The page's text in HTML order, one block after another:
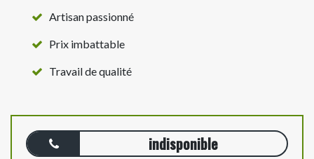
Artisan passionné
Prix imbattable
Travail de qualité
indisponible